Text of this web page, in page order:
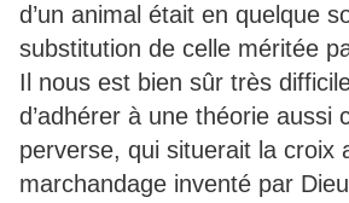
d’un animal était en quelque
substitution de celle méritée
Il nous est bien sûr très
d’adhérer à une théorie aussi
perverse, qui situerait la croix
marchandage inventé par